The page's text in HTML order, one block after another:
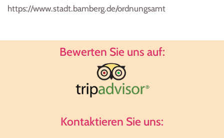
https://www.stadt.bamberg.de/ordnungsamt
Bewerten Sie uns auf:
Kontaktieren Sie uns: